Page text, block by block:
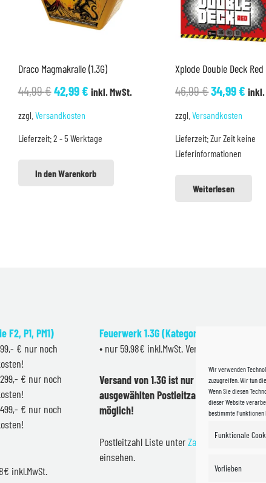
Wir verwenden
zuzugreifen. Wir tun
Wenn Sie diesen
dieser Website
bestimmte
Funktionale
Vorlieben
Draco Magmakralle (1.3G)
44,99€Ursprünglicher
Preis
44,99 €
42,99€Aktueller
42,99 €.
inkl. MwSt.
zzgl. Versandkosten
Lieferzeit:2 - 5 Werktage
In den Warenkorb
Xplode Double Deck Red
46,99€
Preis
46,99 €
34,99€ inkl.
zzgl.Versandkosten
Lieferzeit:Zur Zeit keine
Lieferinformationen
Weiterlesen
F2, P1, PM1)
€ nur noch
€ nur noch
€ nur noch
inkl.MwSt.
Feuerwerk 1.3G (Kategorie F2)
• nur 59,98€ inkl.MwSt. Versandkosten!
Versand von 1.3G ist nur innerhalb
ausgewählten Postleitzahlen in Sachsen
möglich!
Postleitzahl Liste unterZahlung & Versand
einsehen.